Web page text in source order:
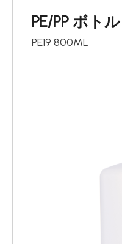
PE/PP ボトル
PE19 800ML